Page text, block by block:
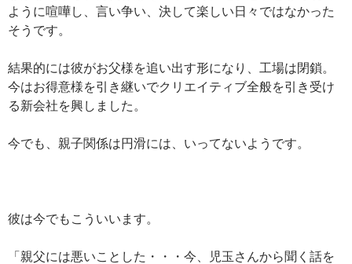
ように喧嘩し、言い争い、決して楽しい日々ではなかった
そうです。
結果的には彼がお父様を追い出す形になり、工場は閉鎖。
今はお得意様を引き継いでクリエイティブ全般を引き受け
る新会社を興しました。
今でも、親子関係は円滑には、いってないようです。
彼は今でもこういいます。
「親父には悪いことした・・・今、児玉さんから聞く話を